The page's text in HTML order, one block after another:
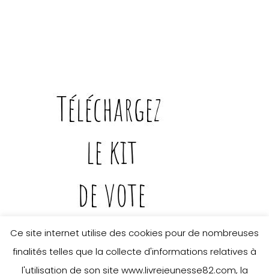
Ce site internet utilise des cookies pour de nombreuses
finalités telles que la collecte d'informations relatives à
l'utilisation de son site www.livrejeunesse82.com, la